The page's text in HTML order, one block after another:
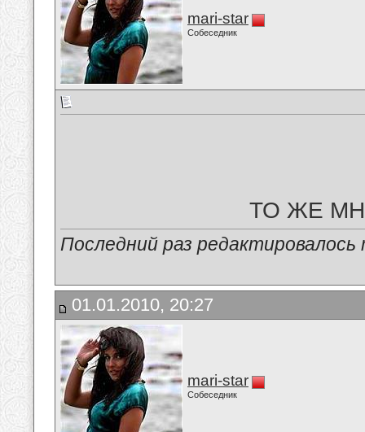
mari-star
Собеседник
ТО ЖЕ
Последний раз
01.01.2010, 20:27
mari-star
Собеседник